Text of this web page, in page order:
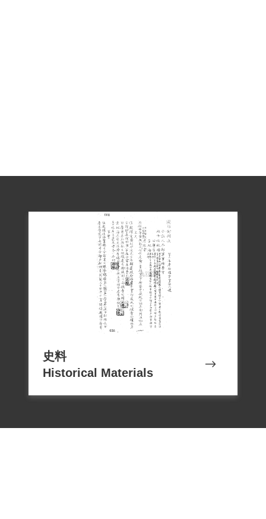
史料
Historical Materials